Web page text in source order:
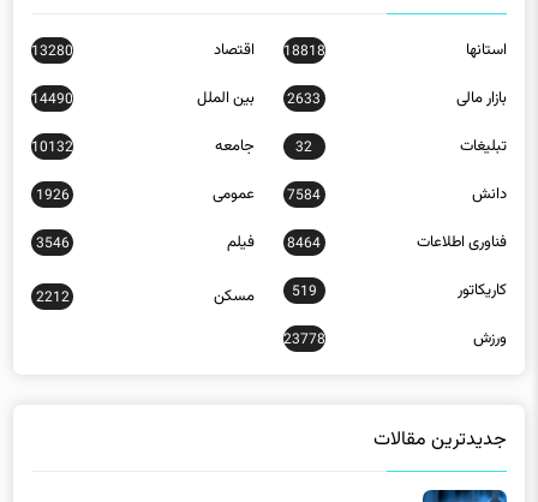
استانها 18818 اقتصاد 13280
بازار مالی 2633 بین الملل 14490
تبلیغات 32 جامعه 10132
دانش 7584 عمومی 1926
فناوری اطلاعات 8464 فیلم 3546
کاریکاتور 519 مسکن 2212
ورزش 23778
جدیدترین مقالات